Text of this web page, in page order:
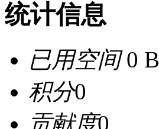
统计信息
已用空间0 B
积分0
贡献度0